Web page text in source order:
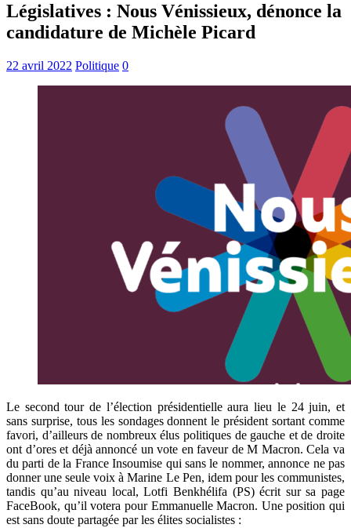
Législatives : Nous Vénissieux, dénonce la
candidature de Michèle Picard
22 avril 2022 Politique 0
Le second tour de l’élection présidentielle aura lieu le 24 juin, et
sans surprise, tous les sondages donnent le président sortant comme
favori, d’ailleurs de nombreux élus politiques de gauche et de droite
ont d’ores et déjà annoncé un vote en faveur de M Macron. Cela va
du parti de la France Insoumise qui sans le nommer, annonce ne pas
donner une seule voix à Marine Le Pen, idem pour les communistes,
tandis qu’au niveau local, Lotfi Benkhélifa (PS) écrit sur sa page
FaceBook, qu’il votera pour Emmanuelle Macron. Une position qui
est sans doute partagée par les élites socialistes :